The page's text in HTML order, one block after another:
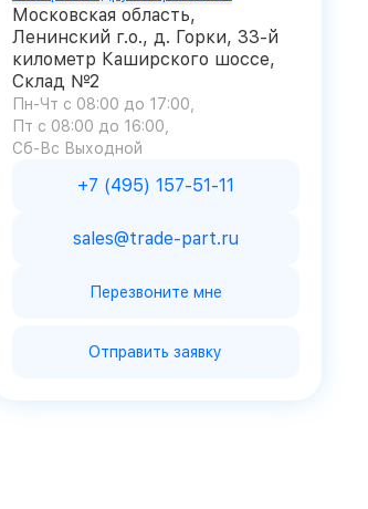
Московская область,
Ленинский г.о., д. Горки, 33-й
километр Каширского шоссе,
Склад №2
Пн-Чт с 08:00 до 17:00
Пт с 08:00 до 16:00
Сб-Вс Выходной
+7 (495) 157-51-11
sales@trade-part.ru
Перезвоните мне
Отправить заявку